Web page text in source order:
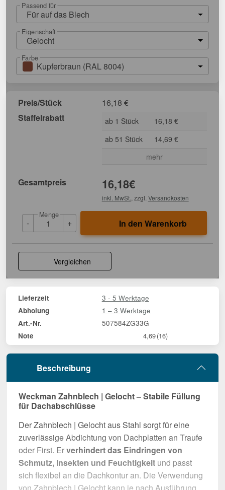
Passend für
Für auf das Blech
Eigenschaft
Gelocht
Farbe
Kupferbraun (RAL 8004)
Preis/Stück 16,18 €
Staffelrabatt
ab 1 Stück
16,18 €
ab 51 Stück
14,69 €
mehr
Gesamtpreis 16,18€
inkl. MwSt. , zzgl. Versandkosten
-
Menge
+ In den Warenkorb
Vergleichen
Lieferzeit 3 - 5 Werktage
Abholung 1 – 3 Werktage
Art.-Nr. 507584ZG33G
Note 4,69(16)
Beschreibung
Weckman Zahnblech | Gelocht – Stabile Füllung
für Dachabschlüsse
Der Zahnblech | Gelocht aus Stahl sorgt für eine
zuverlässige Abdichtung von Dachplatten an Traufe
oder First. Erverhindert das Eindringen von
Schmutz, Insekten und Feuchtigkeit und passt
sich flexibel an die Dachkontur an. Die Verwendung